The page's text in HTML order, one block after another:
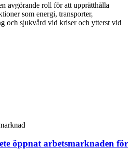
avgörande roll för att upprätthålla
som energi, transporter,
och sjukvård vid kriser och ytterst vid
öppnat arbetsmarknaden för